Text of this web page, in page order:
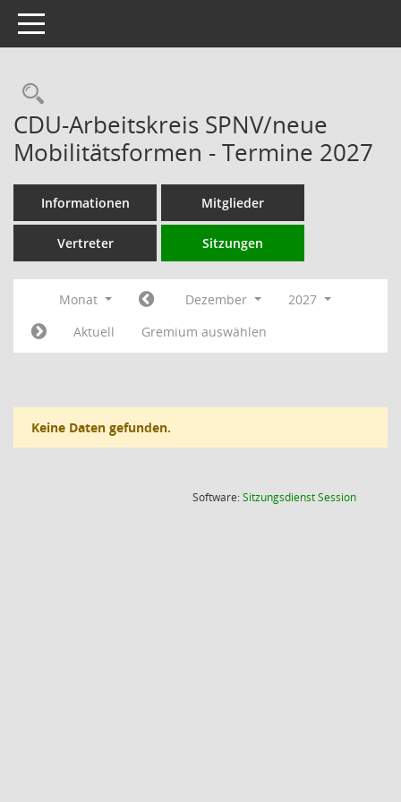
Toggle navigation
Rechercheauswahl
CDU-Arbeitskreis SPNV/neue
Mobilitätsformen - Termine 2027
Informationen Mitglieder
Vertreter Sitzungen
Monat Dezember
2027
Aktuell
Gremium auswählen
Keine Daten gefunden.
Software:SitzungsdienstSession(Wird in